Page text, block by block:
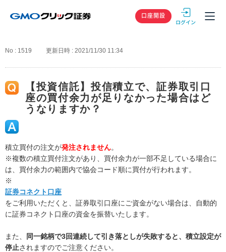
GMOクリック
口座開設
No : 1519 更新日時 : 2021/11/30 11:34
【投資信託】投信積立で、証券取引口
座の買付余力が足りなかった場合はど
うなりますか？
積立買付の注文が発注されません。
※複数の積立買付注文があり、買付余力が一部不足している場合に
は、買付余力の範囲内で協会コード順に買付が行われます。
※
証券コネクト口座
をご利用いただくと、証券取引口座にご資金がない場合は、自動的
に証券コネクト口座の資金を振替いたします。
また、
同一銘柄で3回連続して引き落としが失敗すると、積立設定が
停止されますのでご注意ください。